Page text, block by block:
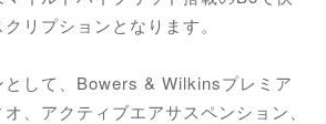
リプションとなります。
として、Bowers & Wilkinsプレミア
、アクティブエアサスペンション、